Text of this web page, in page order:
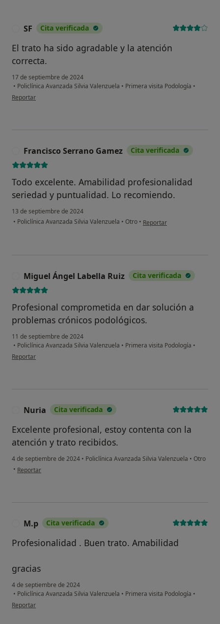
SF Cita verificada
El trato ha sido agradable y la atención
correcta.
17 de septiembre de 2024
• Policlínica Avanzada Silvia Valenzuela • Primera visita Podología •
en opinión del usuario SF
Reportar
Francisco Serrano Gamez Cita verificada
Todo excelente. Amabilidad profesionalidad
seriedad y puntualidad. Lo recomiendo.
13 de septiembre de 2024
• Policlínica Avanzada Silvia Valenzuela • Otro • en opinión del usuario
Reportar
Miguel Ángel Labella Ruiz Cita verificada
Profesional comprometida en dar solución a
problemas crónicos podológicos.
11 de septiembre de 2024
• Policlínica Avanzada Silvia Valenzuela • Primera visita Podología •
en opinión del usuario Miguel Ángel Labella Ruiz
Reportar
Nuria Cita verificada
Excelente profesional, estoy contenta con la
atención y trato recibidos.
4 de septiembre de 2024 • Policlínica Avanzada Silvia Valenzuela • Otro
• en opinión del usuario Nuria
Reportar
M.p Cita verificada
Profesionalidad . Buen trato. Amabilidad
gracias
4 de septiembre de 2024
• Policlínica Avanzada Silvia Valenzuela • Primera visita Podología •
en opinión del usuario M.p
Reportar